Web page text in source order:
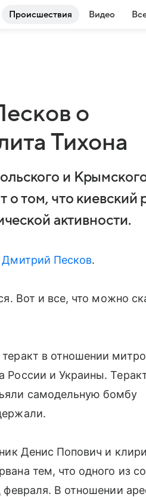
Происшествия Видео
о
Тихона
и
том, что киевский
активности.
Дмитрий Песков.
Вот и все, что можно
в отношении
и Украины.
самодельную бомбу
Денис Попович и
тем, что одного из
В отношении